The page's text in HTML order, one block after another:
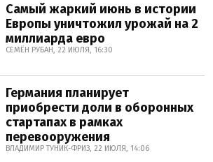
Самый жаркий июнь в истории
Европы уничтожил урожай на 2
миллиарда евро
СЕМЁН РУБАН, 22 ИЮЛЯ, 16:30
Германия планирует
приобрести доли в оборонных
стартапах в рамках
перевооружения
ВЛАДИМИР ТУНИК-ФРИЗ, 22 ИЮЛЯ, 14:06